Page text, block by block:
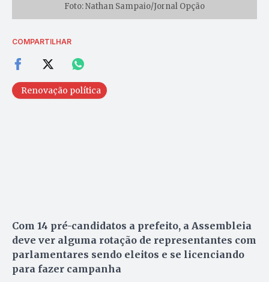
Foto: Nathan Sampaio/Jornal Opção
COMPARTILHAR
Renovação política
Com 14 pré-candidatos a prefeito, a Assembleia
deve ver alguma rotação de representantes com
parlamentares sendo eleitos e se licenciando
para fazer campanha